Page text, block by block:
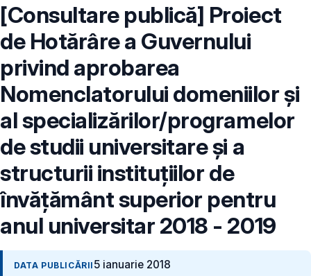
[Consultare publică] Proiect
de Hotărâre a Guvernului
privind aprobarea
Nomenclatorului domeniilor şi
al specializărilor/programelor
de studii universitare şi a
structurii instituţiilor de
învăţământ superior pentru
anul universitar 2018 - 2019
DATA PUBLICĂRII 5 ianuarie 2018